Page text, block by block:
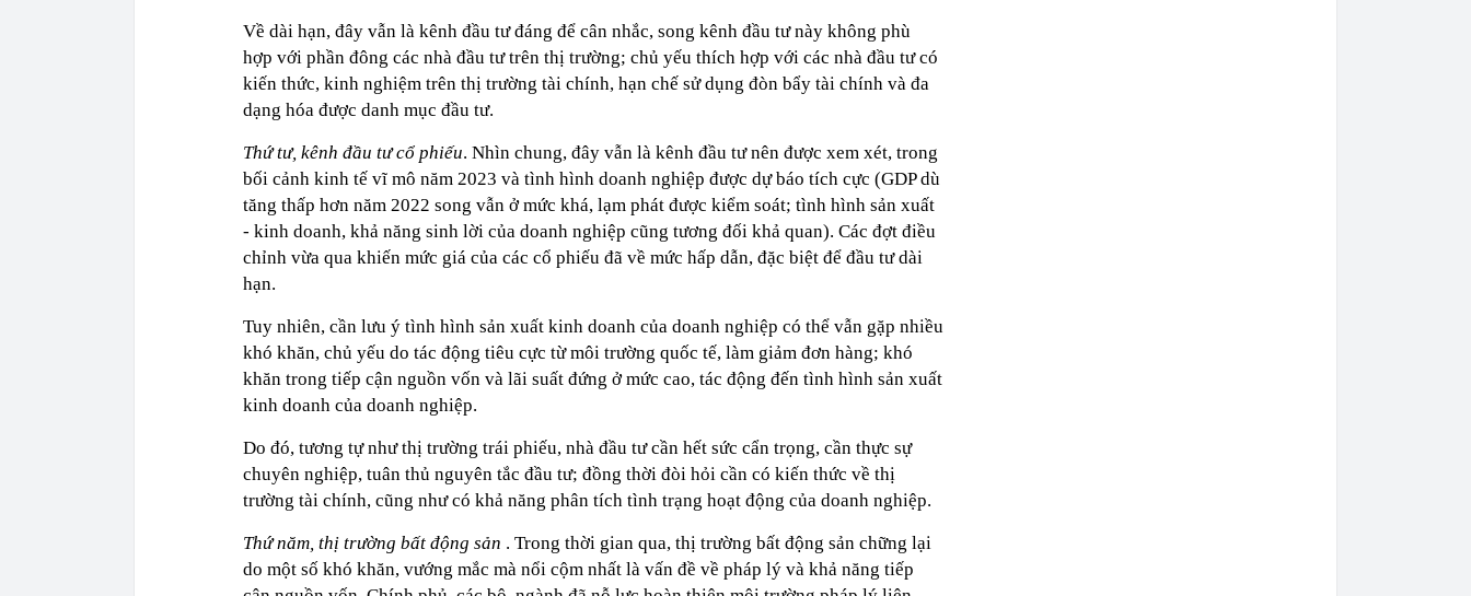
Về dài hạn, đây vẫn là kênh đầu tư đáng để cân nhắc, song kênh đầu tư này không phù
hợp với phần đông các nhà đầu tư trên thị trường; chủ yếu thích hợp với các nhà đầu tư có
kiến thức, kinh nghiệm trên thị trường tài chính, hạn chế sử dụng đòn bẩy tài chính và đa
dạng hóa được danh mục đầu tư.
Thứ tư, kênh đầu tư cổ phiếu. Nhìn chung, đây vẫn là kênh đầu tư nên được xem xét, trong
bối cảnh kinh tế vĩ mô năm 2023 và tình hình doanh nghiệp được dự báo tích cực (GDP dù
tăng thấp hơn năm 2022 song vẫn ở mức khá, lạm phát được kiểm soát; tình hình sản xuất
- kinh doanh, khả năng sinh lời của doanh nghiệp cũng tương đối khả quan). Các đợt điều
chỉnh vừa qua khiến mức giá của các cổ phiếu đã về mức hấp dẫn, đặc biệt để đầu tư dài
hạn.
Tuy nhiên, cần lưu ý tình hình sản xuất kinh doanh của doanh nghiệp có thể vẫn gặp nhiều
khó khăn, chủ yếu do tác động tiêu cực từ môi trường quốc tế, làm giảm đơn hàng; khó
khăn trong tiếp cận nguồn vốn và lãi suất đứng ở mức cao, tác động đến tình hình sản xuất
kinh doanh của doanh nghiệp.
Do đó, tương tự như thị trường trái phiếu, nhà đầu tư cần hết sức cẩn trọng, cần thực sự
chuyên nghiệp, tuân thủ nguyên tắc đầu tư; đồng thời đòi hỏi cần có kiến thức về thị
trường tài chính, cũng như có khả năng phân tích tình trạng hoạt động của doanh nghiệp.
Thứ năm, thị trường bất động sản . Trong thời gian qua, thị trường bất động sản chững lại
do một số khó khăn, vướng mắc mà nổi cộm nhất là vấn đề về pháp lý và khả năng tiếp